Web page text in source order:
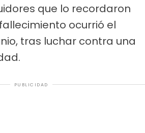
que lo recordaron
ocurrió el
tras luchar contra una
PUBLICIDAD